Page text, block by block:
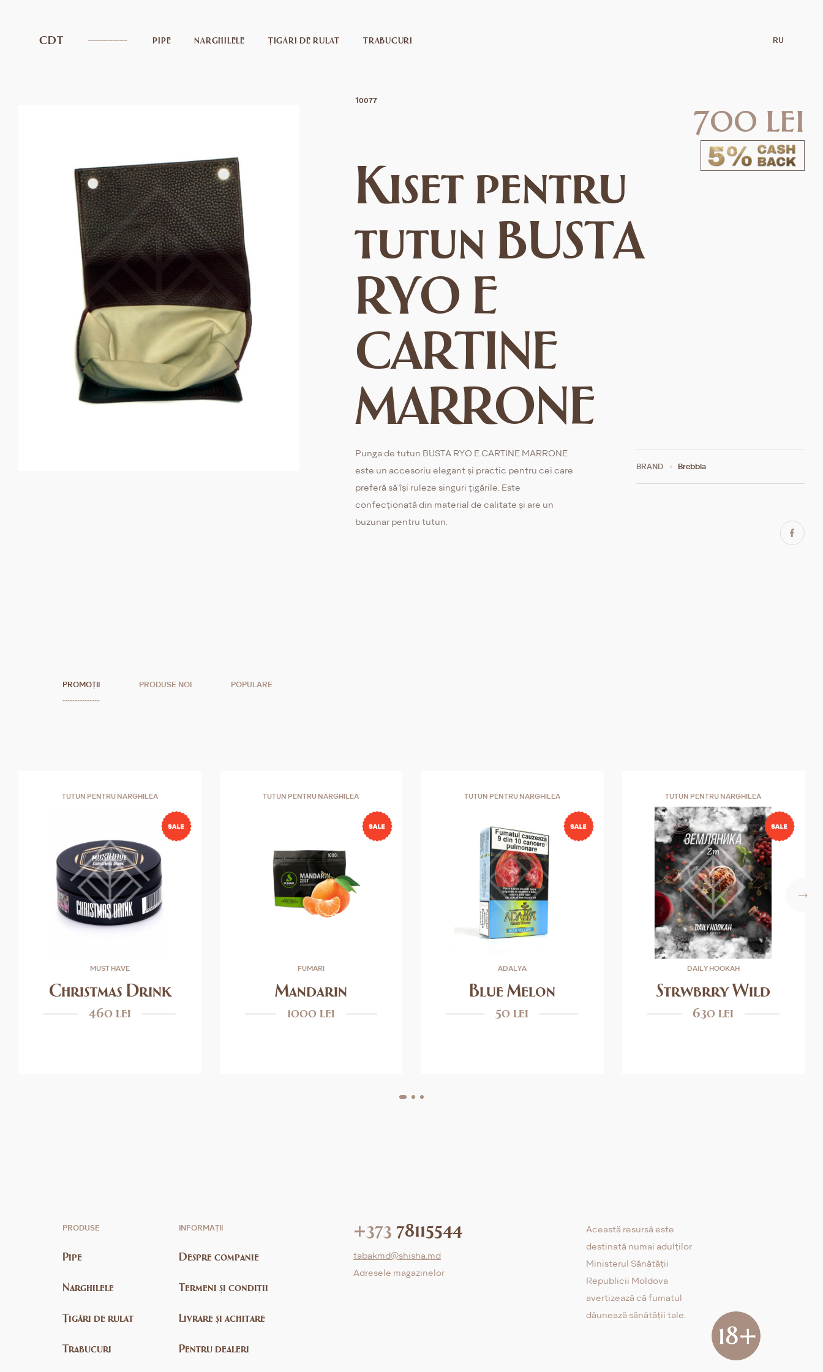
CDT PIPE NARGHILELE ȚIGĂRI DE RULAT TRABUCURI RU
10077
Kiset pentru
tutun BUSTA
RYO E
CARTINE
MARRONE
700 lei
Punga de tutun BUSTA RYO E CARTINE MARRONE
este un accesoriu elegant și practic pentru cei care
preferă să își ruleze singuri țigările. Este
confecționată din material de calitate și are un
buzunar pentru tutun.
BRAND Brebbia
PROMOȚII PRODUSE NOI POPULARE
TUTUN PENTRU NARGHILEA
MUST HAVE
Christmas Drink
460 lei
TUTUN PENTRU NARGHILEA
FUMARI
Mandarin
1000 lei
TUTUN PENTRU NARGHILEA
ADALYA
Blue Melon
50 lei
TUTUN PENTRU NARGHILEA
DAILY HOOKAH
Strwbrry Wild
630 lei
PRODUSE
Pipe
Narghilele
Țigări de rulat
Trabucuri
INFORMAȚII
Despre companie
Termeni și condiții
Livrare și achitare
Pentru dealeri
+373 78115544
tabakmd@shisha.md
Adresele magazinelor
Această resursă este
destinată numai adulților.
Ministerul Sănătății
Republicii Moldova
avertizează că fumatul
dăunează sănătății tale.